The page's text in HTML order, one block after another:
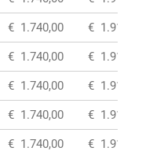
€ 1.740,00 € 1.910,00
€ 1.740,00 € 1.910,00
€ 1.740,00 € 1.910,00
€ 1.740,00 € 1.910,00
€ 1.740,00 € 1.910,00